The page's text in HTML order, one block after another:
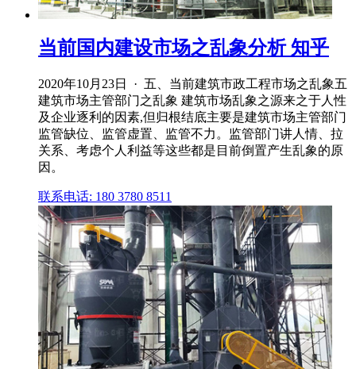
当前国内建设市场之乱象分析 知乎
2020年10月23日 · 五、当前建筑市政工程市场之乱象五
建筑市场主管部门之乱象 建筑市场乱象之源来之于人性
及企业逐利的因素,但归根结底主要是建筑市场主管部门
监管缺位、监管虚置、监管不力。监管部门讲人情、拉
关系、考虑个人利益等这些都是目前倒置产生乱象的原
因。
联系电话: 180 3780 8511